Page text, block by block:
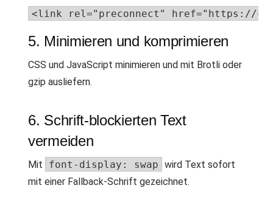
<link rel="preconnect" href="https://
5. Minimieren und komprimieren
CSS und JavaScript minimieren und mit Brotli oder
gzip ausliefern.
6. Schrift-blockierten Text
vermeiden
Mit font-display: swap wird Text sofort
mit einer Fallback-Schrift gezeichnet.